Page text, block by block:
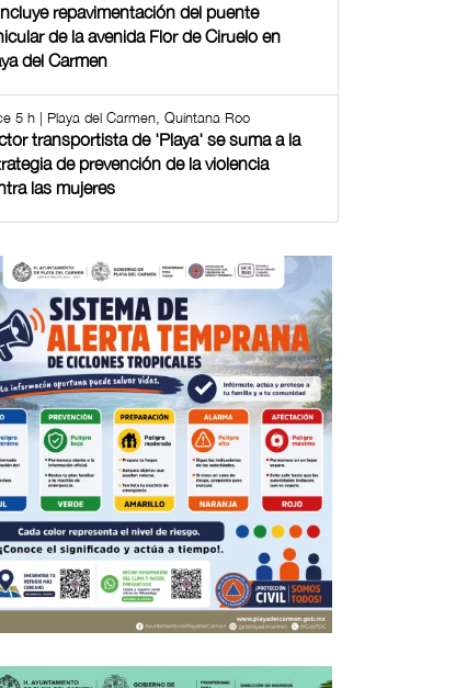
repavimentación del puente
de la avenida Flor de Ciruelo en
del Carmen
5 h | Playa del Carmen, Quintana Roo
transportista de 'Playa' se suma a la
de prevención de la violencia
las mujeres